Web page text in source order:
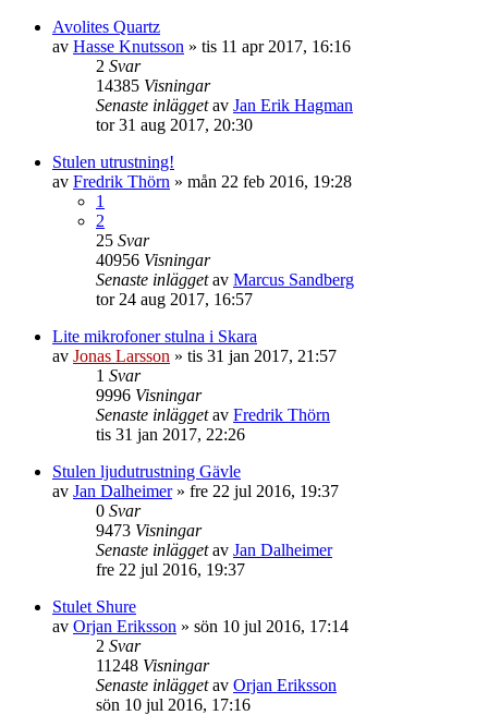
Avolites Quartz
av Hasse Knutsson » tis 11 apr 2017, 16:16
2 Svar
14385 Visningar
Senaste inläggetav Jan Erik Hagman
tor 31 aug 2017, 20:30
Stulen utrustning!
av Fredrik Thörn » mån 22 feb 2016, 19:28
1
2
25 Svar
40956 Visningar
Senaste inläggetav Marcus Sandberg
tor 24 aug 2017, 16:57
Lite mikrofoner stulna i Skara
av Jonas Larsson » tis 31 jan 2017, 21:57
1 Svar
9996 Visningar
Senaste inläggetav Fredrik Thörn
tis 31 jan 2017, 22:26
Stulen ljudutrustning Gävle
av Jan Dalheimer» fre 22 jul 2016, 19:37
0 Svar
9473 Visningar
Senaste inläggetav Jan Dalheimer
fre 22 jul 2016, 19:37
Stulet Shure
av Orjan Eriksson » sön 10 jul 2016, 17:14
2 Svar
11248 Visningar
Senaste inläggetav Orjan Eriksson
sön 10 jul 2016, 17:16